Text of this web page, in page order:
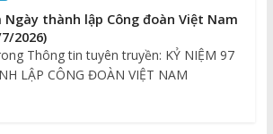
Ngày thành lập Công đoàn Việt Nam
2026)
Thông tin tuyên truyền: KỶ NIỆM 97
LẬP CÔNG ĐOÀN VIỆT NAM